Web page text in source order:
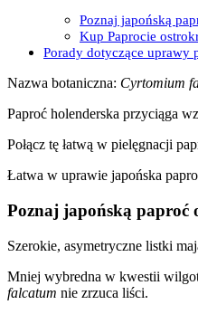
Poznaj japońską
Kup Paprocie
Porady dotyczące uprawy
Nazwa botaniczna: Cyrtomium
Paproć holenderska przyciąga
Połącz tę łatwą w pielęgnacji
Łatwa w uprawie japońska
Poznaj japońską paproć
Szerokie, asymetryczne listki
Mniej wybredna w kwestii
falcatum nie zrzuca liści.